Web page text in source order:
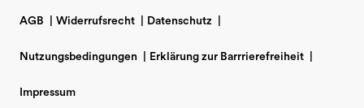
AGB Widerrufsrecht Datenschutz
Nutzungsbedingungen Erklärung zur Barrrierefreiheit
Impressum